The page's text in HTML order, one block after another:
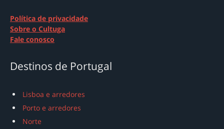
Política de privacidade
Sobre o Cultuga
Fale conosco
Destinos de Portugal
Lisboa e arredores
Porto e arredores
Norte